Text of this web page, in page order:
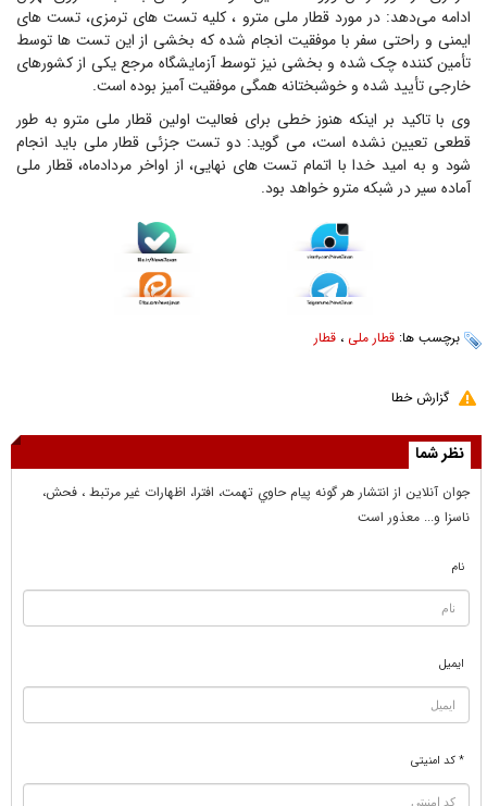
ادامه می‌دهد: در مورد قطار ملی مترو ، کلیه تست های ترمزی، تست های
ایمنی و راحتی سفر با موفقیت انجام شده که بخشی از این تست ها توسط
تأمین کننده چک شده و بخشی نیز توسط آزمایشگاه مرجع یکی از کشورهای
خارجی تأیید شده و خوشبختانه همگی موفقیت آمیز بوده است.
وی با تاکید بر اینکه هنوز خطی برای فعالیت اولین قطار ملی مترو به طور
قطعی تعیین نشده است، می گوید: دو تست جزئی قطار ملی باید انجام
شود و به امید خدا با اتمام تست های نهایی، از اواخر مردادماه، قطار ملی
آماده سیر در شبکه مترو خواهد بود.
برچسب ها: قطار ملی ، قطار
گزارش خطا
نظر شما
جوان آنلاين از انتشار هر گونه پيام حاوي تهمت، افترا، اظهارات غير مرتبط ، فحش،
ناسزا و... معذور است
نام
ایمیل
* کد امنیتی